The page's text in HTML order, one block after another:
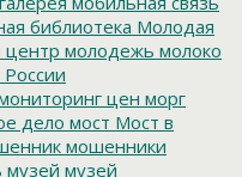
библиотека Молодая
центр молодежь молоко
цен морг
дело мост Мост в
мошенники
музей музей